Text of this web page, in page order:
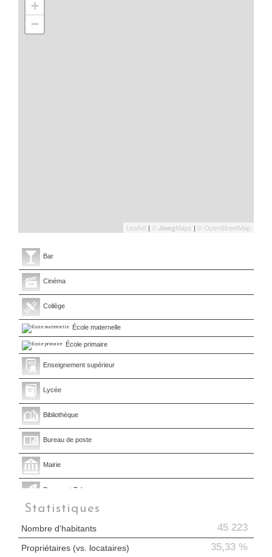
+
−
Leaflet | © JawgMaps | © OpenStreetMap
Bar
Cinéma
Collège
École maternelle
École primaire
Enseignement supérieur
Lycée
Bibliothèque
Bureau de poste
Mairie
Presse et Tabac
Statistiques
Nombre d'habitants 45 223
Propriétaires (vs. locataires) 35,33 %